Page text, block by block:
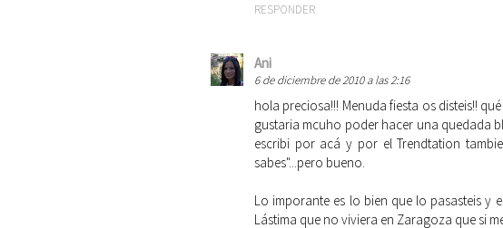
RESPONDER
Ani
6 de diciembre de 2010 a las 2:16
hola preciosa!!! Menuda fiesta os disteis!!
gustaria mcuho poder hacer una quedada
escribi por acá y por el Trendtation
sabes"...pero bueno.
Lo imporante es lo bien que lo pasasteis y
Lástima que no viviera en Zaragoza que si